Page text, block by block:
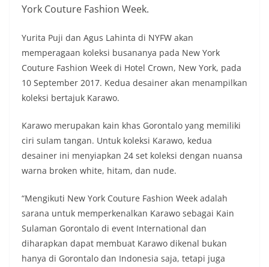
York Couture Fashion Week.
Yurita Puji dan Agus Lahinta di NYFW akan
memperagaan koleksi busananya pada New York
Couture Fashion Week di Hotel Crown, New York, pada
10 September 2017. Kedua desainer akan menampilkan
koleksi bertajuk Karawo.
Karawo merupakan kain khas Gorontalo yang memiliki
ciri sulam tangan. Untuk koleksi Karawo, kedua
desainer ini menyiapkan 24 set koleksi dengan nuansa
warna broken white, hitam, dan nude.
“Mengikuti New York Couture Fashion Week adalah
sarana untuk memperkenalkan Karawo sebagai Kain
Sulaman Gorontalo di event International dan
diharapkan dapat membuat Karawo dikenal bukan
hanya di Gorontalo dan Indonesia saja, tetapi juga